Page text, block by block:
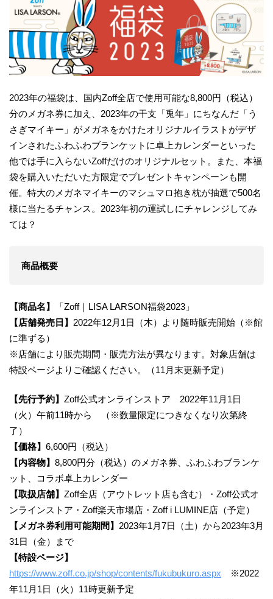
2023年の福袋は、国内Zoff全店で使用可能な8,800円（税込）
分のメガネ券に加え、2023年の干支「兎年」にちなんだ「う
さぎマイキー」がメガネをかけたオリジナルイラストがデザ
インされたふわふわブランケットに卓上カレンダーといった
他では手に入らないZoffだけのオリジナルセット。また、本福
袋を購入いただいた方限定でプレゼントキャンペーンも開
催。特大のメガネマイキーのマシュマロ抱き枕が抽選で500名
様に当たるチャンス。2023年初の運試しにチャレンジしてみ
ては？
​商品概要
【商品名】
「Zoff｜LISA LARSON福袋2023」
【店舗発売日】 2022年12月1日（木）より随時販売開始（※館
に準ずる）
※店舗により販売期間・販売方法が異なります。対象店舗は
特設ページよりご確認ください。（11月末更新予定）
【先行予約】 Zoff公式オンラインストア 2022年11月1日
（火）午前11時から （※数量限定につきなくなり次第終
了）
【価格】 6,600円（税込）
【内容物】 8,800円分（税込）のメガネ券、ふわふわブランケ
ット、コラボ卓上カレンダー
【取扱店舗】 Zoff全店（アウトレット店も含む）・Zoff公式オ
ンラインストア・Zoff楽天市場店・Zoff i LUMINE店（予定）
【メガネ券利用可能期間】 2023年1月7日（土）から2023年3月
31日（金）まで
【特設ページ】
https://www.zoff.co.jp/shop/contents/fukubukuro.aspx ※2022
年11月1日（火）11時更新予定